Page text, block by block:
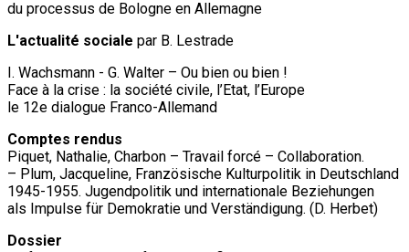
du processus de Bologne en Allemagne
L'actualité sociale par B. Lestrade
I. Wachsmann - G. Walter – Ou bien ou bien !
Face à la crise : la société civile, l’Etat, l’Europe
le 12e dialogue Franco-Allemand
Comptes rendus
Piquet, Nathalie, Charbon – Travail forcé – Collaboration.
– Plum, Jacqueline, Französische Kulturpolitik in Deutschland
1945-1955. Jugendpolitik und internationale Beziehungen
als Impulse für Demokratie und Verständigung. (D. Herbet)
Dossier